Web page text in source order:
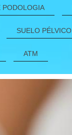
PODOLOGIA
SUELO PÉLVICO
ATM